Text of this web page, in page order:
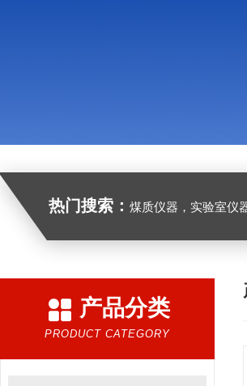
热门搜索： 煤质仪器，实验室仪
产品分类
PRODUCT CATEGORY